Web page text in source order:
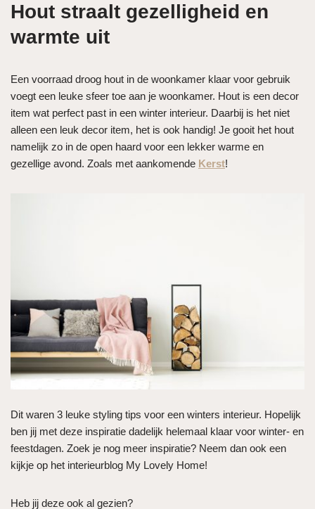
Hout straalt gezelligheid en
warmte uit
Een voorraad droog hout in de woonkamer klaar voor gebruik
voegt een leuke sfeer toe aan je woonkamer. Hout is een decor
item wat perfect past in een winter interieur. Daarbij is het niet
alleen een leuk decor item, het is ook handig! Je gooit het hout
namelijk zo in de open haard voor een lekker warme en
gezellige avond. Zoals met aankomende Kerst!
Dit waren 3 leuke styling tips voor een winters interieur. Hopelijk
ben jij met deze inspiratie dadelijk helemaal klaar voor winter- en
feestdagen. Zoek je nog meer inspiratie? Neem dan ook een
kijkje op het interieurblog My Lovely Home!
Heb jij deze ook al gezien?